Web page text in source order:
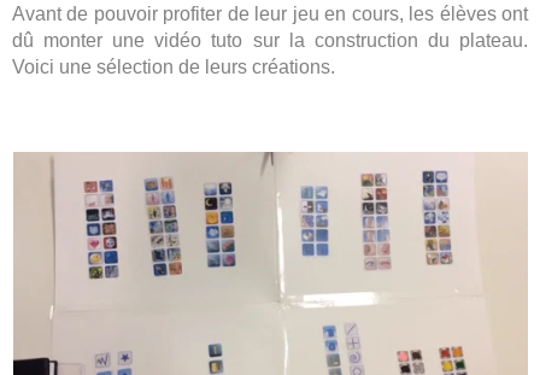
Avant de pouvoir profiter de leur jeu en cours, les élèves ont
dû monter une vidéo tuto sur la construction du plateau.
Voici une sélection de leurs créations.